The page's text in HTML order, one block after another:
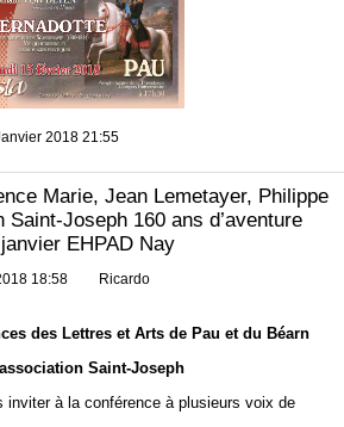
2018 21:55
Marie, Jean Lemetayer, Philippe
Saint-Joseph 160 ans d’aventure
EHPAD Nay
18:58
Ricardo
des Lettres et Arts de Pau et du Béarn
Saint-Joseph
inviter à la conférence à plusieurs voix de